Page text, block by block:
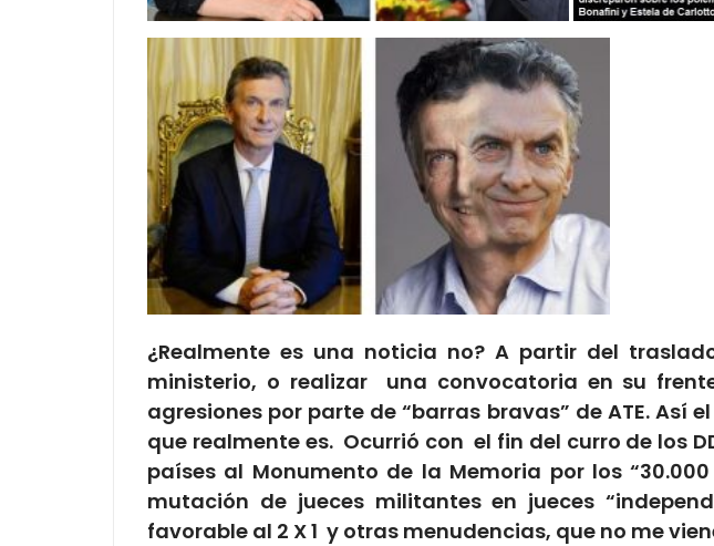
¿Realmente es una noticia no? A partir del
ministerio, o realizar una convocatoria en su
agresiones por parte de “barras bravas” de ATE. Así
que realmente es. Ocurrió con el fin del curro de los
países al Monumento de la Memoria por los
mutación de jueces militantes en jueces
favorable al 2 X 1 y otras menudencias, que no me